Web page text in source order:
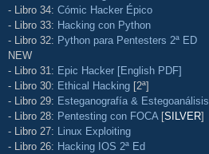
- Libro 34: Cómic Hacker Épico
- Libro 33: Hacking con Python
- Libro 32: Python para Pentesters 2ª ED
NEW
- Libro 31: Epic Hacker [English PDF]
- Libro 30: Ethical Hacking [2ª]
- Libro 29: Esteganografía & Estegoanálisis
- Libro 28: Pentesting con FOCA [SILVER]
- Libro 27: Linux Exploiting
- Libro 26: Hacking IOS 2ª Ed